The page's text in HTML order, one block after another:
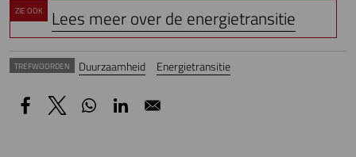
ZIE OOK Lees meer over de energietransitie
TREFWOORDEN Duurzaamheid Energietransitie